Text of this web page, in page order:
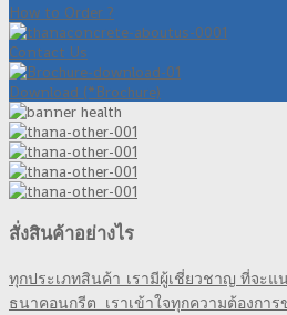
How to Order ?
Contact Us
Download (*Brochure)
สั่งสินค้าอย่างไร
ทุกประเภทสินค้า เรามีผู้เชี่ยวชาญ ที่จะ
ธนาคอนกรีต เราเข้าใจทุกความต้องกา